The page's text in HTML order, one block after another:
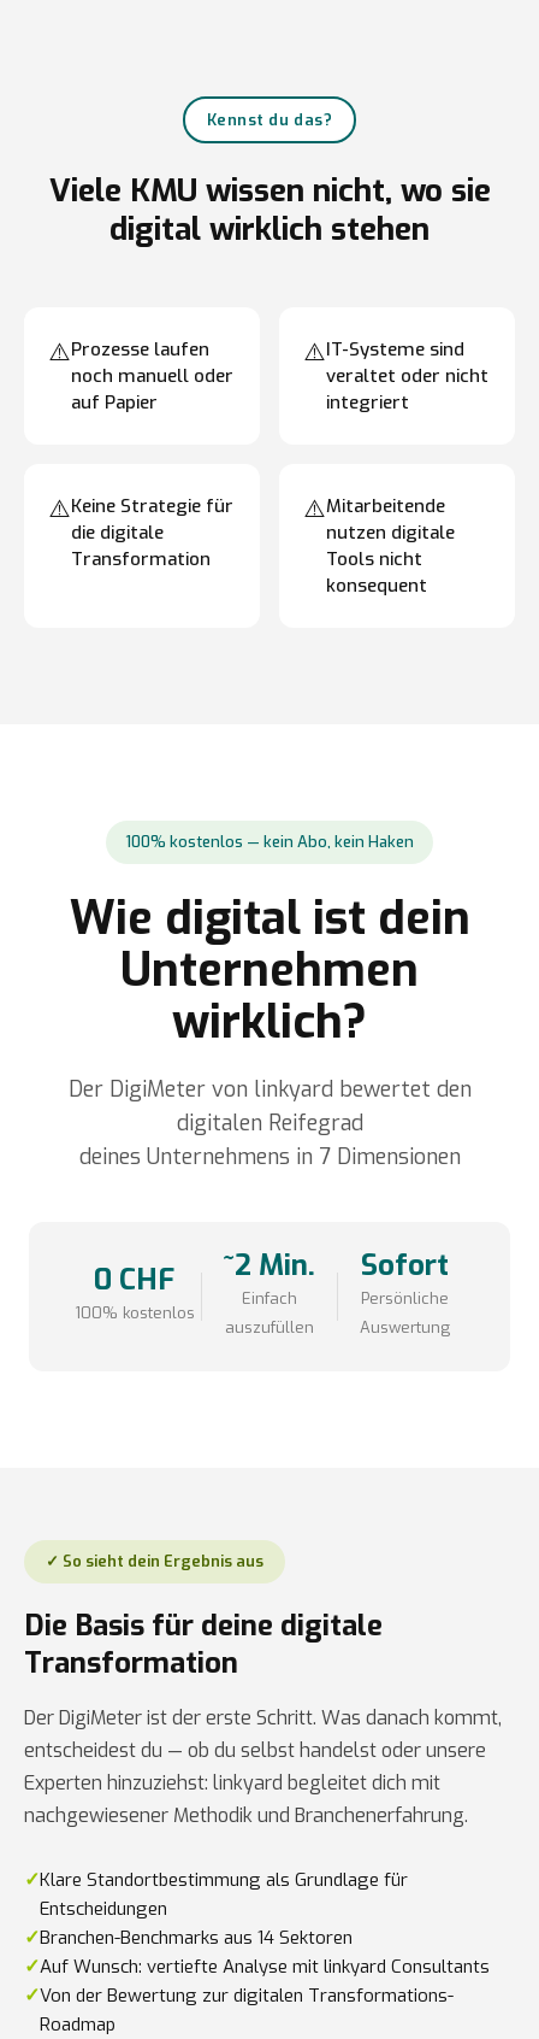
Kennst du das?
Viele KMU wissen nicht, wo sie
digital wirklich stehen
⚠️Prozesse laufen
noch manuell oder
auf Papier
⚠️IT-Systeme sind
veraltet oder nicht
integriert
⚠️Keine Strategie für
die digitale
Transformation
⚠️Mitarbeitende
nutzen digitale
Tools nicht
konsequent
100% kostenlos — kein Abo, kein Haken
Wie digital ist dein
Unternehmen
wirklich?
Der DigiMeter von linkyard bewertet den
digitalen Reifegrad
deines Unternehmens in 7 Dimensionen
0 CHF
100% kostenlos
~2 Min.
Einfach
auszufüllen
Sofort
Persönliche
Auswertung
✓ So sieht dein Ergebnis aus
Die Basis für deine digitale
Transformation
Der DigiMeter ist der erste Schritt. Was danach kommt,
entscheidest du — ob du selbst handelst oder unsere
Experten hinzuziehst: linkyard begleitet dich mit
nachgewiesener Methodik und Branchenerfahrung.
✓Klare Standortbestimmung als Grundlage für
Entscheidungen
✓Branchen-Benchmarks aus 14 Sektoren
✓Auf Wunsch: vertiefte Analyse mit linkyard Consultants
✓Von der Bewertung zur digitalen Transformations-
Roadmap